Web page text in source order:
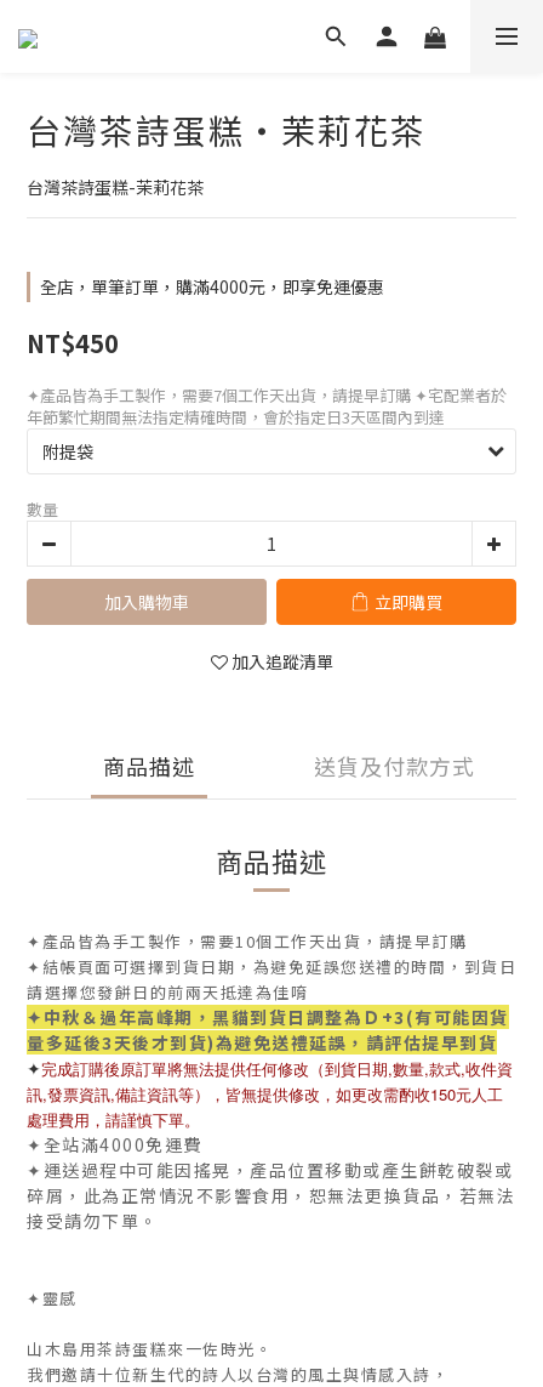
台灣茶詩蛋糕・茉莉花茶
台灣茶詩蛋糕-茉莉花茶
全店，單筆訂單，購滿4000元，即享免運優惠
NT$450
✦產品皆為手工製作，需要7個工作天出貨，請提早訂購 ✦宅配業者於
年節繁忙期間無法指定精確時間，會於指定日3天區間內到達
數量
加入購物車 立即購買
加入追蹤清單
商品描述 送貨及付款方式
商品描述
✦產品皆為手工製作，需要10個工作天出貨，請提早訂購
✦結帳頁面可選擇到貨日期，為避免延誤您送禮的時間，到貨日
請選擇您發餅日的前兩天抵達為佳唷
✦中秋＆過年高峰期，黑貓到貨日調整為Ｄ+3(有可能因貨
量多延後3天後才到貨)為避免送禮延誤，請評估提早到貨
✦完成訂購後原訂單將無法提供任何修改（到貨日期,數量,款式,收件資
訊,發票資訊,備註資訊等），皆無提供修改，如更改需酌收150元人工
處理費用，請謹慎下單。
✦全站滿4000免運費
✦運送過程中可能因搖晃，產品位置移動或產生餅乾破裂或
碎屑，此為正常情況不影響食用，恕無法更換貨品，若無法
接受請勿下單。
✦靈感
山木島用茶詩蛋糕來一佐時光。
我們邀請十位新生代的詩人以台灣的風土與情感入詩，